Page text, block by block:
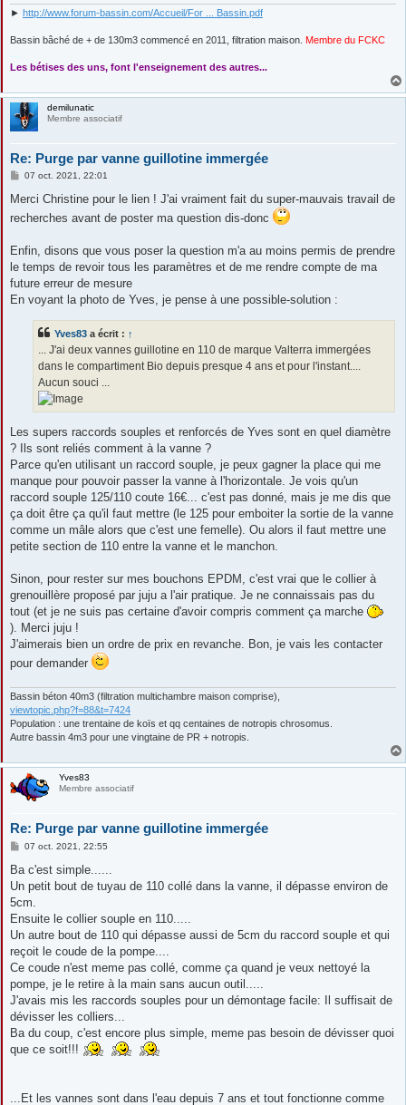
► http://www.forum-bassin.com/Accueil/For ... Bassin.pdf
Bassin bâché de + de 130m3 commencé en 2011, filtration maison. Membre du FCKC
Les bétises des uns, font l'enseignement des autres...
demilunatic
Membre associatif
Re: Purge par vanne guillotine immergée
M
s
a
07 oct. 2021, 22:01
Merci Christine pour le lien ! J'ai vraiment fait du super-mauvais travail de
recherches avant de poster ma question dis-donc
Enfin, disons que vous poser la question m'a au moins permis de prendre
le temps de revoir tous les paramètres et de me rendre compte de ma
future erreur de mesure
En voyant la photo de Yves, je pense à une possible-solution :
Yves83 a écrit : ↑
... J'ai deux vannes guillotine en 110 de marque Valterra immergées
dans le compartiment Bio depuis presque 4 ans et pour l'instant....
Aucun souci ...
Les supers raccords souples et renforcés de Yves sont en quel diamètre
? Ils sont reliés comment à la vanne ?
Parce qu'en utilisant un raccord souple, je peux gagner la place qui me
manque pour pouvoir passer la vanne à l'horizontale. Je vois qu'un
raccord souple 125/110 coute 16€... c'est pas donné, mais je me dis que
ça doit être ça qu'il faut mettre (le 125 pour emboiter la sortie de la vanne
comme un mâle alors que c'est une femelle). Ou alors il faut mettre une
petite section de 110 entre la vanne et le manchon.
Sinon, pour rester sur mes bouchons EPDM, c'est vrai que le collier à
grenouillère proposé par juju a l'air pratique. Je ne connaissais pas du
tout (et je ne suis pas certaine d'avoir compris comment ça marche
). Merci juju !
J'aimerais bien un ordre de prix en revanche. Bon, je vais les contacter
pour demander
Bassin béton 40m3 (filtration multichambre maison comprise),
viewtopic.php?f=88&t=7424
Population : une trentaine de koïs et qq centaines de notropis chrosomus.
Autre bassin 4m3 pour une vingtaine de PR + notropis.
Yves83
Membre associatif
Re: Purge par vanne guillotine immergée
M
s
a
g
07 oct. 2021, 22:55
Ba c'est simple......
Un petit bout de tuyau de 110 collé dans la vanne, il dépasse environ de
5cm.
Ensuite le collier souple en 110.....
Un autre bout de 110 qui dépasse aussi de 5cm du raccord souple et qui
reçoit le coude de la pompe....
Ce coude n'est meme pas collé, comme ça quand je veux nettoyé la
pompe, je le retire à la main sans aucun outil.....
J'avais mis les raccords souples pour un démontage facile: Il suffisait de
dévisser les colliers...
Ba du coup, c'est encore plus simple, meme pas besoin de dévisser quoi
que ce soit!!!
...Et les vannes sont dans l'eau depuis 7 ans et tout fonctionne comme